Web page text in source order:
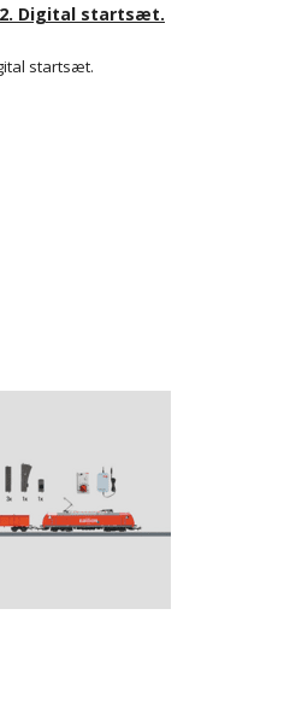
Digital startsæt.
startsæt.